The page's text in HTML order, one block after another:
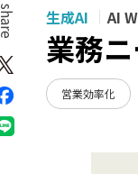
生成AI AI
業務
営業効率化
share